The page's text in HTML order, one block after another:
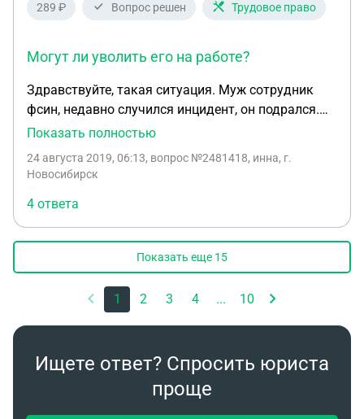
289 ₽ Вопрос решен Трудовое право
Могут ли уволить его на работе?
Здравствуйте, такая ситуация. Муж сотрудник
фсин, недавно случился инцидент, он подрался.
Заявлений не каких не было в его сторону. Могут
семье инвалид и я нахожусь в декрете.
Показать полностью
24 августа 2019, 06:13, вопрос №2481418, инна, г.
Новосибирск
4 ответа
Показать еще 15
1 2 3 4 ... 10
Ищете ответ? Спросить юриста
проще